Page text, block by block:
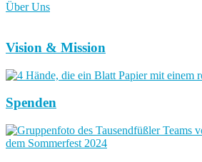
Über Uns
Vision & Mission
Spenden